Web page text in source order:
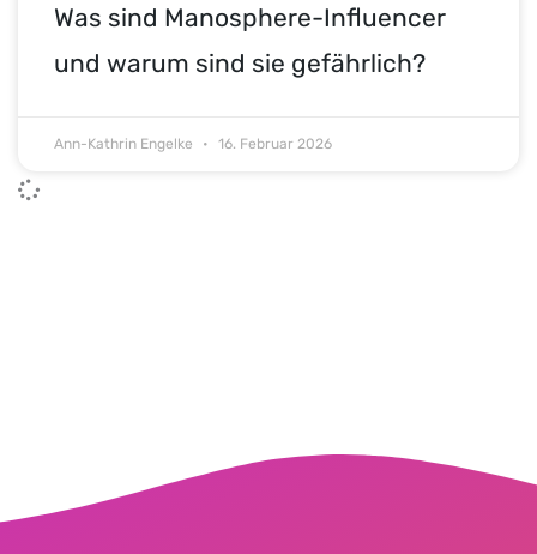
Was sind Manosphere-Influencer
und warum sind sie gefährlich?
Ann-Kathrin Engelke 16. Februar 2026